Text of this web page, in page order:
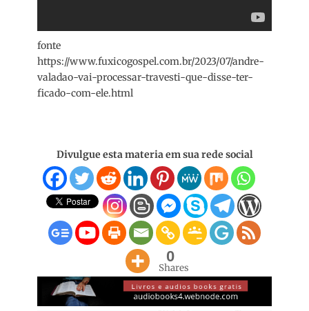
fonte
https://www.fuxicogospel.com.br/2023/07/andre-
valadao-vai-processar-travesti-que-disse-ter-
ficado-com-ele.html
Divulgue esta materia em sua rede social
0
Shares